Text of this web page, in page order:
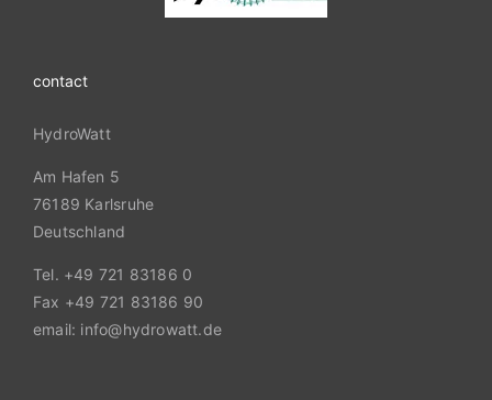
contact
HydroWatt
Am Hafen 5
76189 Karlsruhe
Deutschland
Tel. +49 721 83186 0
Fax +49 721 83186 90
email: info@hydrowatt.de